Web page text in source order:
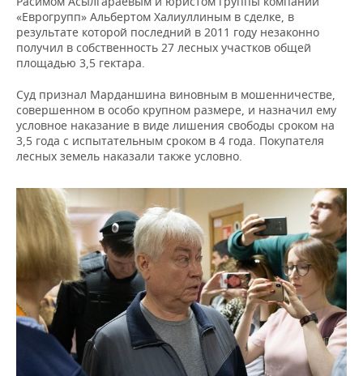
«Еврогрупп» Альбертом Халиуллиным в сделке, в
результате которой последний в 2011 году незаконно
получил в собственность 27 лесных участков общей
площадью 3,5 гектара.
Суд признал Марданшина виновным в мошенничестве,
совершенном в особо крупном размере, и назначил ему
условное наказание в виде лишения свободы сроком на
3,5 года с испытательным сроком в 4 года. Покупателя
лесных земель наказали также условно.